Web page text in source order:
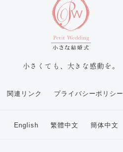
小さくても、大きな感動を。
関連リンク プライバシーポリシー
English 繁體中文 簡体中文